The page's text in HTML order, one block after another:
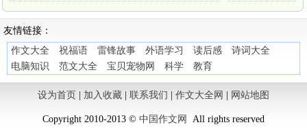
友情链接：
作文大全
祝福语 雷锋故事 外语学习 读后感
诗词大全
电脑知识
范文大全 宝贝宠物网 科学 教育
设为首页 加入收藏 联系我们 作文大全网 网站地图
Copyright 2010-2013 © 中国作文网 All rights reserved